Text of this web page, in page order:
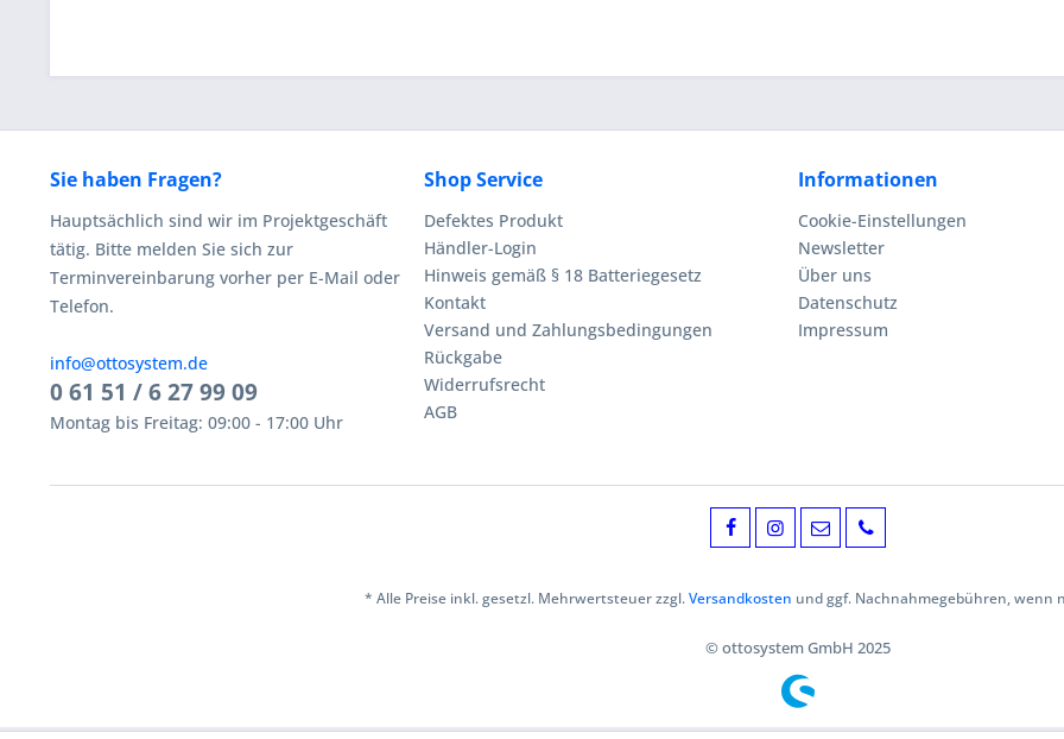
Sie haben Fragen?
Hauptsächlich sind wir im Projektgeschäft
tätig. Bitte melden Sie sich zur
Terminvereinbarung vorher per E-Mail oder
Telefon.
info@ottosystem.de
0 61 51 / 6 27 99 09
Montag bis Freitag: 09:00 - 17:00 Uhr
Shop Service
Defektes Produkt
Händler-Login
Hinweis gemäß § 18 Batteriegesetz
Kontakt
Versand und Zahlungsbedingungen
Rückgabe
Widerrufsrecht
AGB
Informationen
Cookie-Einstellungen
Newsletter
Über uns
Datenschutz
Impressum
* Alle Preise inkl. gesetzl. Mehrwertsteuer zzgl.Versandkosten und ggf. Nachnahmegebühren, wenn
© ottosystem GmbH 2025